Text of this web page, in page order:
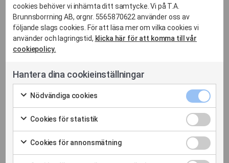
Relaterade inlägg
cookies behöver vi inhämta ditt samtycke. Vi på T.A.
Brunnsborrning AB, orgnr. 5565870622 använder oss av
följande slags cookies. För att läsa mer om vilka cookies vi
använder och lagringstid, klicka här för att komma till vår
cookiepolicy.
Hantera dina cookieinställningar
Nödvändiga cookies
Markera
för
samtycka
till
användning
cookies
Cookies för statistik
Markera
för
samtycka
Cookies
för
statistik
Cookies för annonsmätning
Markera
Cookies
för